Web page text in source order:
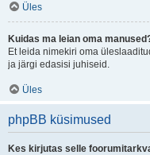
Üles
Kuidas ma leian oma
Et leida nimekiri oma
ja järgi edasisi juhiseid.
Üles
phpBB küsimused
Kes kirjutas selle